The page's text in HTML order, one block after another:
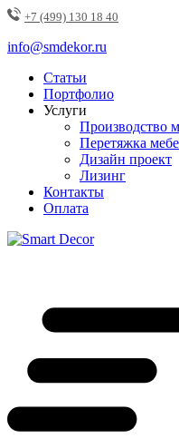
+7 (499) 130 18 40
info@smdekor.ru
Статьи
Портфолио
Услуги
Производство
Перетяжка
Дизайн проект
Лизинг
Контакты
Оплата